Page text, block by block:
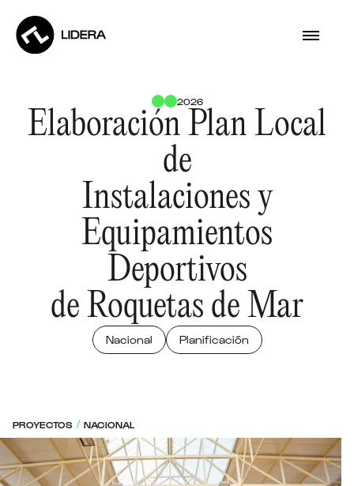
2026
Elaboración Plan Local
de
Instalaciones y
Equipamientos
Deportivos
de Roquetas de Mar
Nacional Planificación
PROYECTOS / NACIONAL